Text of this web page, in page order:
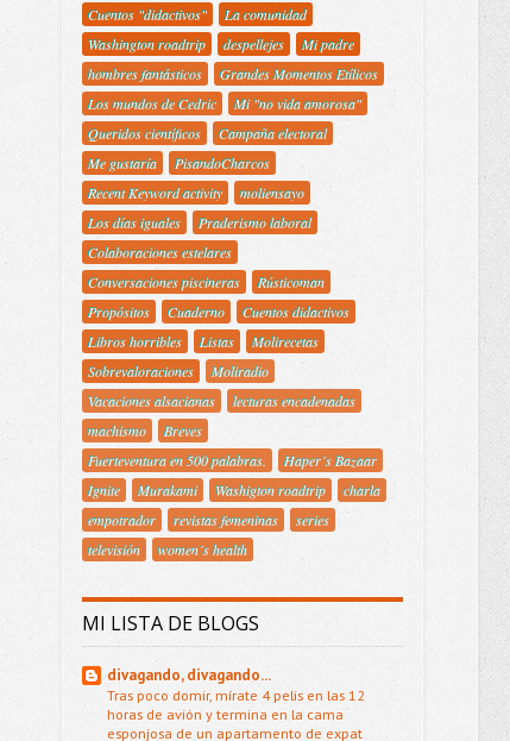
Cuentos "didactivos"
La comunidad
Washington roadtrip
despellejes
Mi padre
hombres fantásticos
Grandes Momentos Etílicos
Los mundos de Cedric
Mi "no vida amorosa"
Queridos científicos
Campaña electoral
Me gustaría
PisandoCharcos
Recent Keyword activity
moliensayo
Los días iguales
Praderismo laboral
Colaboraciones estelares
Conversaciones piscineras
Rústicoman
Propósitos
Cuaderno
Cuentos didactivos
Libros horribles
Listas
Molirecetas
Sobrevaloraciones
Moliradio
Vacaciones alsacianas
lecturas encadenadas
machismo
Breves
Fuerteventura en 500 palabras.
Haper´s Bazaar
Ignite
Murakami Washigton roadtrip
charla
empotrador
revistas femeninas
series
televisión
women´s health
MI LISTA DE BLOGS
divagando, divagando...
Tras poco domir, mírate 4 pelis en las 12
horas de avión y termina en la cama
esponjosa de un apartamento de expat